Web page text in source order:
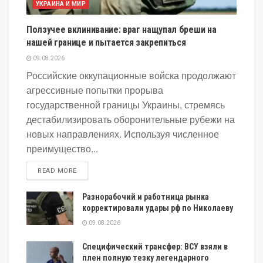
УКРАИНА И МИР
Ползучее вклинивание: враг нащупал бреши на
нашей границе и пытается закрепиться
09.08.2026
Российские оккупационные войска продолжают
агрессивные попытки прорыва
государственной границы Украины, стремясь
дестабилизировать оборонительные рубежи на
новых направлениях. Используя численное
преимущество...
READ MOREDETAILS
Разнорабочий и работница рынка
корректировали удары рф по Николаеву
09.08.2026
Специфический трансфер: ВСУ взяли в
плен полную тезку легендарного